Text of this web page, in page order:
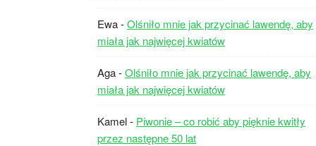
Ewa-Olśniło mnie jak przycinać lawendę, aby
miała jak najwięcej kwiatów
Aga-Olśniło mnie jak przycinać lawendę, aby
miała jak najwięcej kwiatów
Kamel- Piwonie – co robić aby pięknie kwitły
przez następne 50 lat